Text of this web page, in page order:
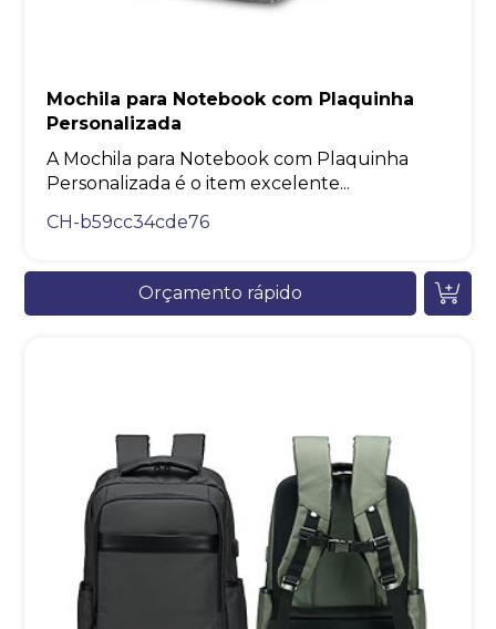
Mochila para Notebook com Plaquinha
Personalizada
A Mochila para Notebook com Plaquinha
Personalizada é o item excelente...
CH-b59cc34cde76
Orçamento rápido